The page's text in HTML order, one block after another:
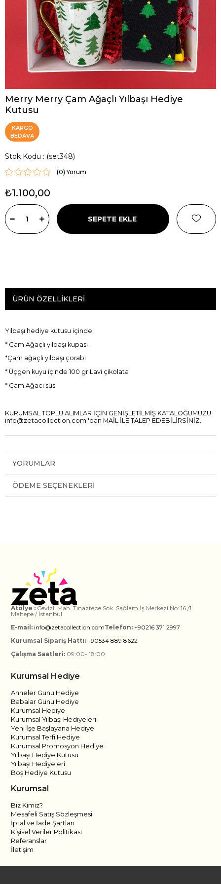
Merry Merry Çam Ağaçlı Yılbaşı Hediye
Kutusu
KARGO
BEDAVA
Stok Kodu (set348)
(0)
₺1.100,00
ÜRÜN ÖZELLIKLERI
Yılbaşı hediye kutusu içinde
* Çam Ağaçlı yılbaşı kupası
*Çam ağaçlı yılbaşı çorabı
* Üçgen kuyu içinde 100 gr Lavi çikolata
* Çam Ağacı süs
KURUMSAL TOPLU ALIMLAR İÇİN GENİŞLETİLMİŞ KATALOĞUMUZU
info@zetacollection.com 'dan MAİL İLE TALEP EDEBİLİRSİNİZ.
YORUMLAR
ÖDEME SEÇENEKLERI
Atölye : Cevizli Mah. Tınaztepe Sok. Sağlam İş Merkezi No: 16 /1
Maltepe / İstanbul
E-mail: info@zetacollection.comTelefon: +90216 371 2997
Kurumsal Sipariş Hattı: +90534 889 8622
Çalışma Saatleri: 09:00- 18:00
Kurumsal Hediye
Anneler Günü Hediye
Babalar Günü Hediye
Kurumsal Hediye
Kurumsal Yılbaşı Hediyeleri
Yeni İşe Başlayana Hediye
Kurumsal Terfi Hediye
Kurumsal Promosyon Hediye
Yılbaşı Hediye Kutusu
Yılbaşı Hediyeleri
Boş Hediye Kutusu
Kurumsal
Biz Kimiz?
Mesafeli Satış Sözleşmesi
İptal ve İade Şartları
Kişisel Veriler Politikası
Referanslar
İletişim